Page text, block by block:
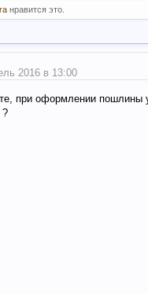
нравится это.
2016 в 13:00
при оформлении пошлины
?